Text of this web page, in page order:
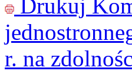
Drukuj
r. na